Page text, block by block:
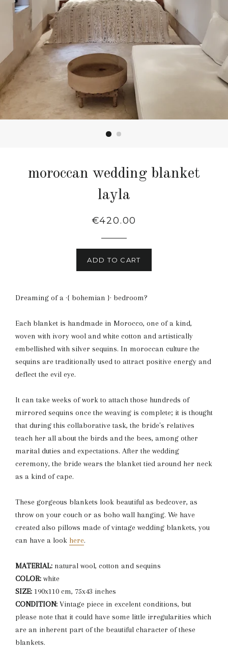
moroccan wedding blanket
layla
Regular
€420.00
ADD TO CART
Dreaming of a ·{ bohemian }· bedroom?
Each blanket is handmade in Morocco, one of a kind,
woven with ivory wool and white cotton and artistically
embellished with silver sequins. In moroccan culture the
sequins are traditionally used to attract positive energy and
deflect the evil eye.
It can take weeks of work to attach those hundreds of
mirrored sequins once the weaving is complete; it is thought
that during this collaborative task, the bride's relatives
teach her all about the birds and the bees, among other
marital duties and expectations. After the wedding
ceremony, the bride wears the blanket tied around her neck
as a kind of cape.
These gorgeous blankets look beautiful as bedcover, as
throw on your couch or as boho wall hanging. We have
created also pillows made of vintage wedding blankets, you
can have a look here.
MATERIAL: natural wool, cotton and sequins
COLOR: white
SIZE: 190x110 cm, 75x43 inches
CONDITION: Vintage piece in excelent conditions, but
please note that it could have some little irregularities which
are an inherent part of the beautiful character of these
blankets.